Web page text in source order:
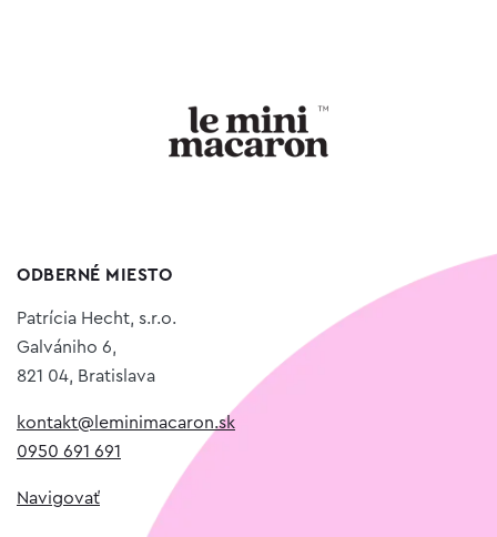
ODBERNÉ MIESTO
Patrícia Hecht, s.r.o.
Galvániho 6,
821 04, Bratislava
kontakt@leminimacaron.sk
0950 691 691
Navigovať